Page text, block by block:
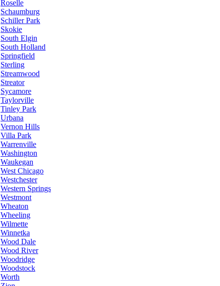
Roselle
Schaumburg
Schiller Park
Skokie
South Elgin
South Holland
Springfield
Sterling
Streamwood
Streator
Sycamore
Taylorville
Tinley Park
Urbana
Vernon Hills
Villa Park
Warrenville
Washington
Waukegan
West Chicago
Westchester
Western Springs
Westmont
Wheaton
Wheeling
Wilmette
Winnetka
Wood Dale
Wood River
Woodridge
Woodstock
Worth